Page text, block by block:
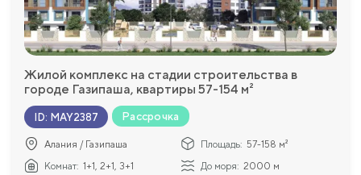
Жилой комплекс на стадии строительства в
городе Газипаша, квартиры 57-154 м²
ID: MAY2387 Рассрочка
Алания / Газипаша Площадь: 57-158 м²
Комнат: 1+1, 2+1, 3+1 До моря: 2000 м